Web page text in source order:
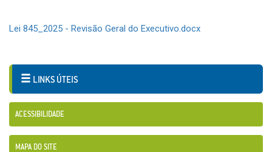
Lei 845_2025 - Revisão Geral do Executivo.docx
LINKS ÚTEIS
ACESSIBILIDADE
MAPA DO SITE